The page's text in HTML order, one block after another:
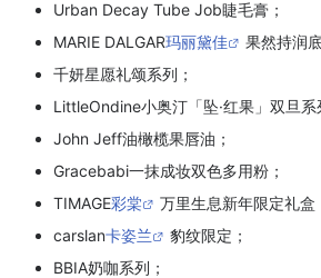
Urban Decay Tube Job睫毛膏；
MARIE DALGAR玛丽黛佳
果然持润
千妍星愿礼颂系列；
LittleOndine小奥汀「坠·红果」双旦系
John Jeff油橄榄果唇油；
Gracebabi一抹成妆双色多用粉；
TIMAGE彩棠
万里生息新年限定礼盒
carslan卡姿兰
豹纹限定；
BBIA奶咖系列；